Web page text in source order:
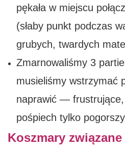
pękała w miejscu
(słaby punkt podczas
grubych, twardych
Zmarnowaliśmy 3
musieliśmy wstrzymać
naprawić —
pośpiech tylko
Koszmary